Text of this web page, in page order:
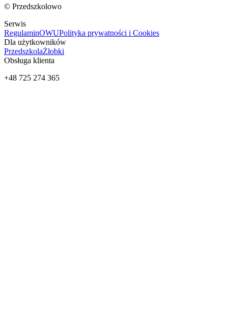
© Przedszkolowo
Serwis
RegulaminOWUPolityka prywatności i Cookies
Dla użytkowników
PrzedszkolaŻłobki
Obsługa klienta
+48 725 274 365